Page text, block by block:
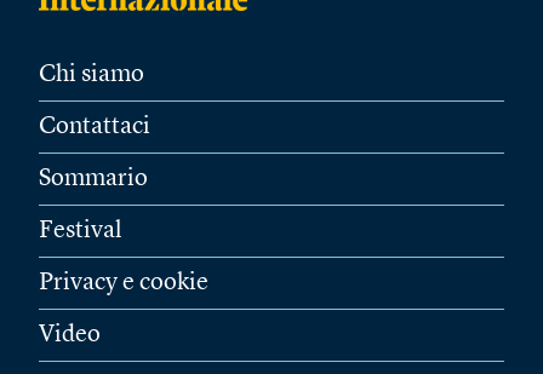
Chi siamo
Contattaci
Sommario
Festival
Privacy e cookie
Video